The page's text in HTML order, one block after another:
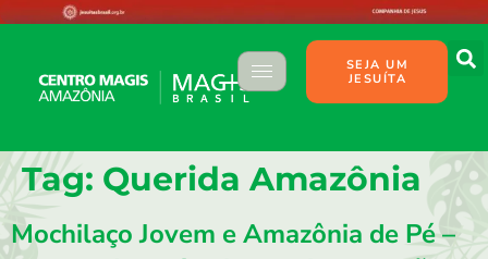
SEJA UM
JESUÍTA
Tag: Querida Amazônia
Mochilaço Jovem e Amazônia de Pé –